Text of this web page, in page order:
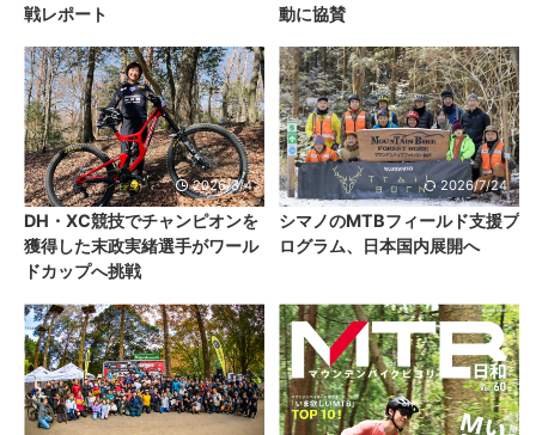
戦レポート
動に協賛
2026/3/4
DH・XC競技でチャンピオンを
獲得した末政実緒選手がワール
ドカップへ挑戦
2026/7/24
シマノのMTBフィールド支援プ
ログラム、日本国内展開へ